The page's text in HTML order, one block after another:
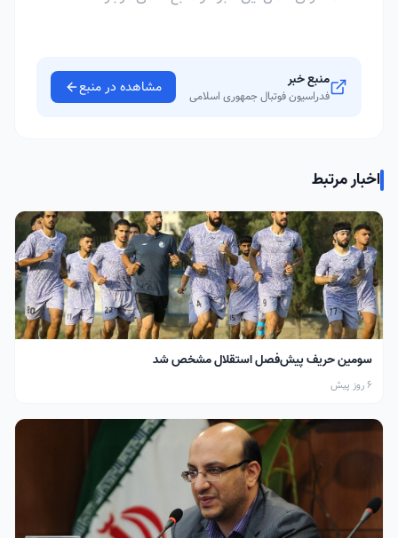
منبع خبر
فدراسیون فوتبال جمهوری اسلامی مشاهده در منبع
اخبار مرتبط
سومین حریف پیش‌فصل استقلال مشخص شد
6 روز پیش